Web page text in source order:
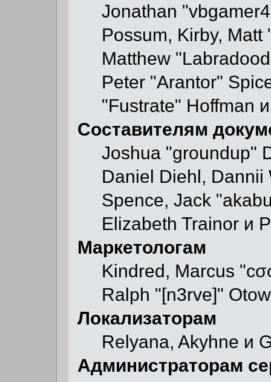
Jonathan
Possum, Kirby,
Matthew
Peter "Arantor"
"Fustrate" Hoffman
Составителям
Joshua "groundup"
Daniel Diehl, Dannii
Spence, Jack
Elizabeth Trainor и
Маркетологам
Kindred, Marcus
Ralph "[n3rve]"
Локализаторам
Relyana, Akyhne и
Администраторам